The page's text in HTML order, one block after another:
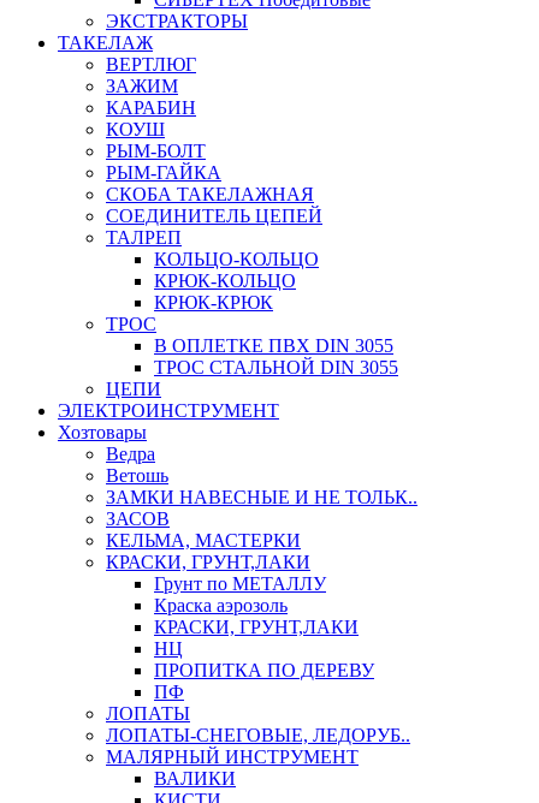
ЭКСТРАКТОРЫ
ТАКЕЛАЖ
ВЕРТЛЮГ
ЗАЖИМ
КАРАБИН
КОУШ
РЫМ-БОЛТ
РЫМ-ГАЙКА
СКОБА ТАКЕЛАЖНАЯ
СОЕДИНИТЕЛЬ ЦЕПЕЙ
ТАЛРЕП
КОЛЬЦО-КОЛЬЦО
КРЮК-КОЛЬЦО
КРЮК-КРЮК
ТРОС
В ОПЛЕТКЕ ПВХ DIN 3055
ТРОС СТАЛЬНОЙ DIN 3055
ЦЕПИ
ЭЛЕКТРОИНСТРУМЕНТ
Хозтовары
Ведра
Ветошь
ЗАМКИ НАВЕСНЫЕ И НЕ ТОЛЬК..
ЗАСОВ
КЕЛЬМА, МАСТЕРКИ
КРАСКИ, ГРУНТ,ЛАКИ
Грунт по МЕТАЛЛУ
Краска аэрозоль
КРАСКИ, ГРУНТ,ЛАКИ
НЦ
ПРОПИТКА ПО ДЕРЕВУ
ПФ
ЛОПАТЫ
ЛОПАТЫ-СНЕГОВЫЕ, ЛЕДОРУБ..
МАЛЯРНЫЙ ИНСТРУМЕНТ
ВАЛИКИ